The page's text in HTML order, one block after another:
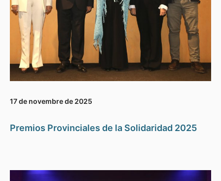
17 de novembre de 2025
Premios Provinciales de la Solidaridad 2025